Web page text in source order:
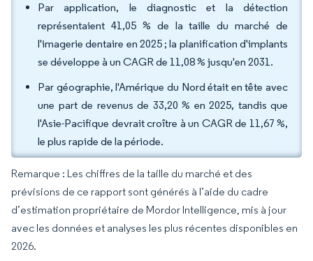
Par application, le diagnostic et la détection
représentaient 41,05 % de la taille du marché de
l'imagerie dentaire en 2025 ; la planification d'implants
se développe à un CAGR de 11,08 % jusqu'en 2031.
Par géographie, l'Amérique du Nord était en tête avec
une part de revenus de 33,20 % en 2025, tandis que
l'Asie-Pacifique devrait croître à un CAGR de 11,67 %,
le plus rapide de la période.
Remarque : Les chiffres de la taille du marché et des
prévisions de ce rapport sont générés à l’aide du cadre
d’estimation propriétaire de Mordor Intelligence, mis à jour
avec les données et analyses les plus récentes disponibles en
2026.